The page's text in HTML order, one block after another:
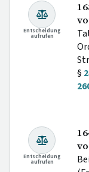
Entscheidung
aufrufen
§
Entscheidung
aufrufen